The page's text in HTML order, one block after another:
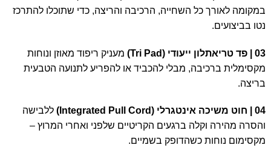
במקומה לאורך כל השחייה, הרכיבה והריצה, כדי שתוכלו להתרכז
נטו בביצועים.
03 | פד טריאתלון ייעודי (Tri Pad)
מעניק ריפוד מאוזן ונוחות
מקסימלית ברכיבה, מבלי להכביד או להפריע לתנועה הטבעית
בריצה.
04 | חוט משיכה אינטגרלי (Integrated Pull Cord)
ללבישה
והסרה מהירה וקלה ברגעים הקריטיים שלפני ואחרי המרוץ –
מקסימום נוחות כשהדופק בשמיים.